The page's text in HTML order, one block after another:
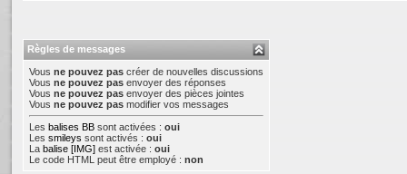
Règles de messages
Vous ne pouvez pas créer de nouvelles discussions
Vous ne pouvez pas envoyer des réponses
Vous ne pouvez pas envoyer des pièces jointes
Vous ne pouvez pas modifier vos messages
Les balises BB sont activées : oui
Les smileys sont activés : oui
La balise [IMG] est activée : oui
Le code HTML peut être employé : non